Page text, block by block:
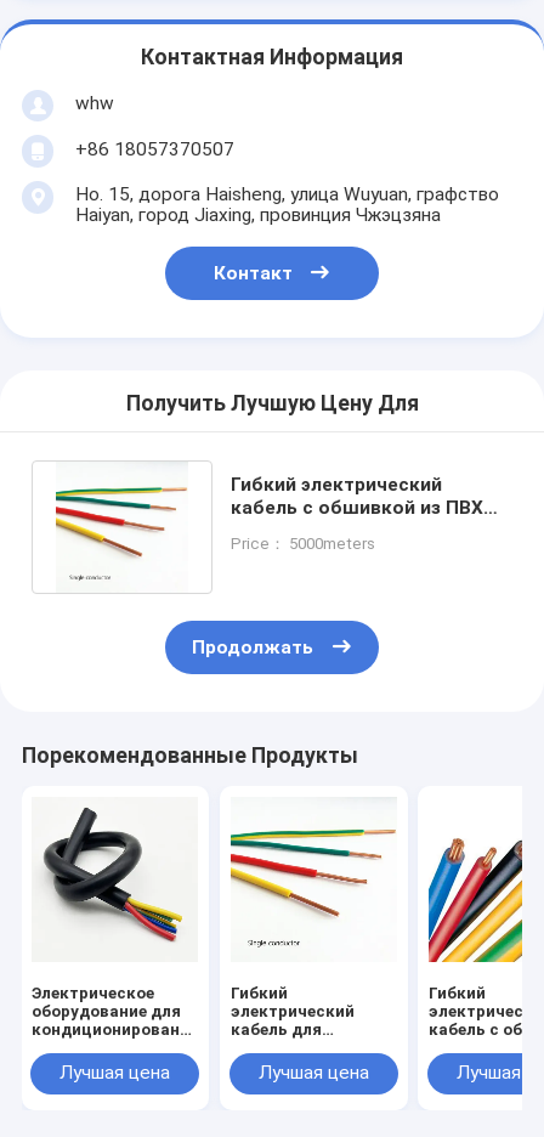
Контактная Информация
whw
+86 18057370507
Но. 15, дорога Haisheng, улица Wuyuan, графство
Haiyan, город Jiaxing, провинция Чжэцзяна
Контакт
Получить Лучшую Цену Для
Гибкий электрический
кабель с обшивкой из ПВХ
применений
Price： 5000meters
Продолжать
Порекомендованные Продукты
Электрическое
оборудование для
кондиционирования
автобусах с
многоядерным
Лучшая цена
Гибкий
электрический
кабель для
наружных
помещений с
Лучшая цена
Гибкий
кабель с
температуры
в стрессовых
Лучшая